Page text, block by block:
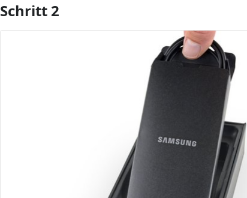
Kommentar hinzufügen
Schritt 2